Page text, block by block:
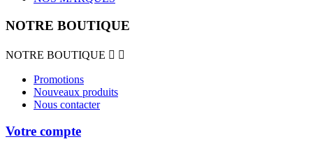
NOTRE BOUTIQUE
NOTRE BOUTIQUE  
Promotions
Nouveaux produits
Nous contacter
Votre compte